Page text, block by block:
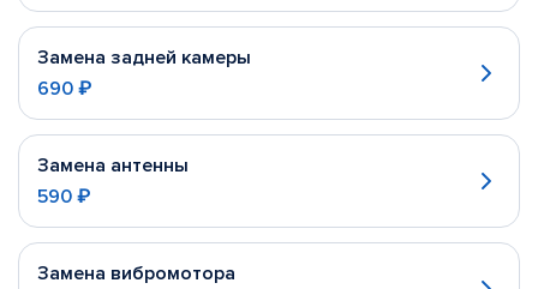
Замена задней камеры
690 ₽
Замена антенны
590 ₽
Замена вибромотора